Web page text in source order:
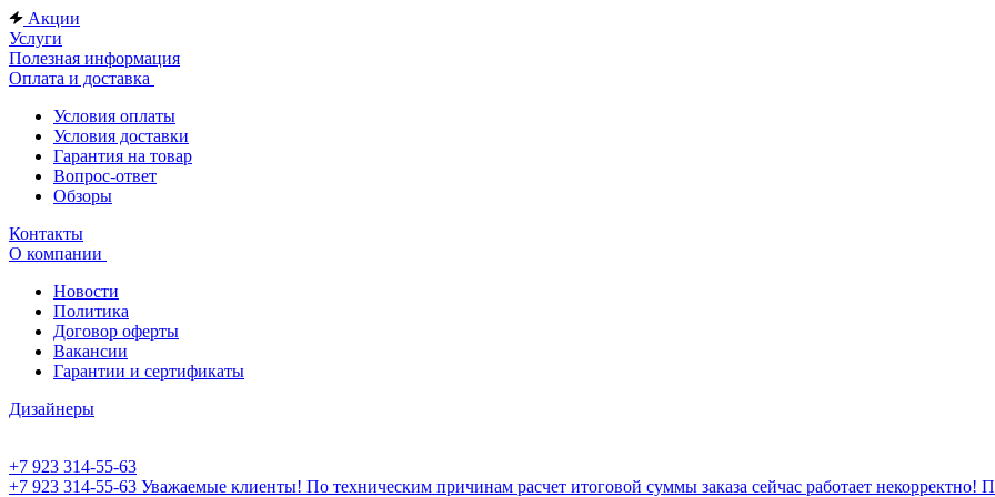
Акции
Услуги
Полезная информация
Оплата и доставка
Условия оплаты
Условия доставки
Гарантия на товар
Вопрос-ответ
Обзоры
Контакты
О компании
Новости
Политика
Договор оферты
Вакансии
Гарантии и сертификаты
Дизайнеры
+7 923 314-55-63
+7 923 314-55-63 Уважаемые клиенты! По техническим причинам расчет итоговой суммы заказа сейчас работает